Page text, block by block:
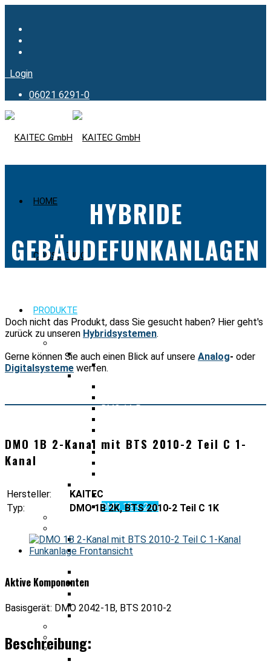
Login
06021 6291-0
HOME
CONSULTING
PRODUKTE
BOS ANALOG
2m Teil C Solo
DMO 1A Repeater
TETRA GW DMO 1B
Optisches Verteilsystem TMOa
TMOa + 2m
DMO 1B + 2 m
TETRA Gleichwelle
KAITEC Optisches Verteilsystem
LCU
DMO 2042 1A/1B
TMO Repeater
MESS- UND PRÜFGERÄTE
FUNKSYSTEME FRAPORT
HYBRIDE
GEBÄUDEFUNKANLAGEN
Doch nicht das Produkt, dass Sie gesucht haben? Hier geht's
zurück zu unseren Hybridsystemen.
Gerne können Sie auch einen Blick auf unsere Analog- oder
Digitalsysteme werfen.
DMO 1B 2-Kanal mit BTS 2010-2 Teil C 1-
Kanal
Hersteller:
KAITEC
Typ:
DMO 1B 2K, BTS 2010-2 Teil C 1K
Aktive Komponenten
Basisgerät: DMO 2042-1B, BTS 2010-2
Beschreibung: